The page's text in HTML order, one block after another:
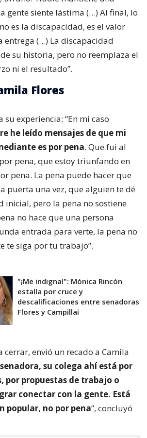
gente siente lástima (…) Al final, lo
es la discapacidad, es el valor
entrega (…) La discapacidad
su historia, pero no reemplaza el
ni el resultado”.
Flores
su experiencia: “En mi caso
he leído mensajes de que mi
es por pena. Que fui al
pena, que estoy triunfando en
pena. La pena puede hacer que
puerta una vez, que alguien te dé
inicial, pero la pena no sostiene
no hace que una persona
entrada para verte, la pena no
te siga por tu trabajo”.
"¡Me indigna!": Mónica Rincón
estalla por cruce y
descalificaciones entre senadoras
Flores y Campillai
cerrar, envió un recado a Camila
senadora, su colega ahí está por
por propuestas de trabajo o
conectar con la gente. Está
popular, no por pena”, concluyó